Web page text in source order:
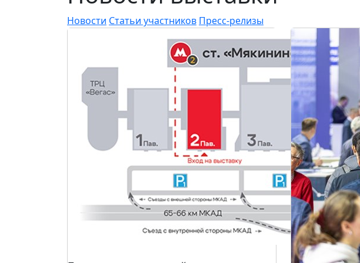
Новости Статьи участников Пресс-релизы